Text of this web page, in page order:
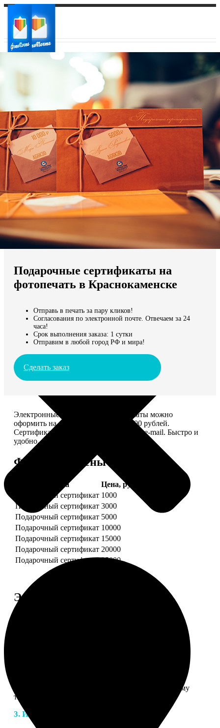
Ваш регион доставки
Выберите из списка:
Мы доставляем по всему миру
Продолжить без города
Подарочные сертификаты на
фотопечать в Краснокаменске
Отправь в печать за пару кликов!
Согласования по электронной почте. Отвечаем за 24
часа!
Срок выполнения заказа: 1 сутки
Отправим в любой город РФ и мира!
Сделать заказ
Электронные подарочные сертификаты можно
оформить на сумму от 1 000 до 25 000 рублей.
Сертификат вы сможете отправить по e-mail. Быстро и
удобно.
Форматы и цены
Услуга
Цена, руб.
Подарочный сертификат 1000
Подарочный сертификат 3000
Подарочный сертификат 5000
Подарочный сертификат 10000
Подарочный сертификат 15000
Подарочный сертификат 20000
Подарочный сертификат 25000
Этапы работы
специалисты могут связаться с Вами по указанному
телефону или email для согласования деталей.
3. ИЗГОТОВЛЕНИЕ